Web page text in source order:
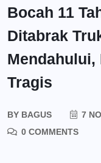
Bocah 11
Ditabrak
Tragis
BY BAGUS
7
0 COMMENTS